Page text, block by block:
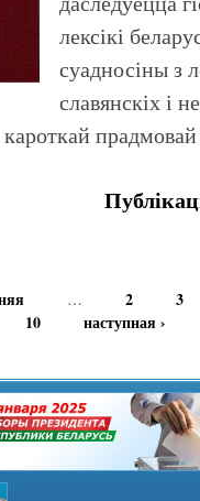
лексікі
суадносіны з
славянскіх і
… 2
3
10 наступная ›